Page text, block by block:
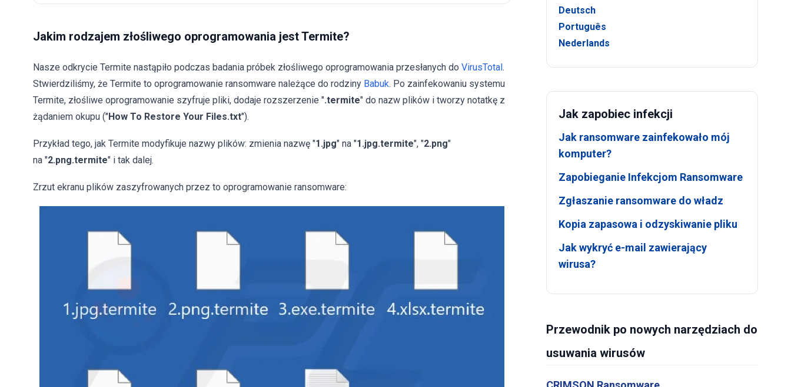
Jakim rodzajem złośliwego oprogramowania jest Termite?
Nasze odkrycie Termite nastąpiło podczas badania próbek złośliwego oprogramowania przesłanych do VirusTotal.
Stwierdziliśmy, że Termite to oprogramowanie ransomware należące do rodziny Babuk. Po zainfekowaniu systemu
Termite, złośliwe oprogramowanie szyfruje pliki, dodaje rozszerzenie ".termite" do nazw plików i tworzy notatkę z
żądaniem okupu ("How To Restore Your Files.txt").
Przykład tego, jak Termite modyfikuje nazwy plików: zmienia nazwę "1.jpg" na "1.jpg.termite", "2.png"
na "2.png.termite" i tak dalej.
Zrzut ekranu plików zaszyfrowanych przez to oprogramowanie ransomware:
Deutsch
Português
Nederlands
Jak zapobiec infekcji
Jak ransomware zainfekowało mój
komputer?
Zapobieganie Infekcjom Ransomware
Zgłaszanie ransomware do władz
Kopia zapasowa i odzyskiwanie pliku
Jak wykryć e-mail zawierający
wirusa?
Przewodnik po nowych narzędziach do
usuwania wirusów